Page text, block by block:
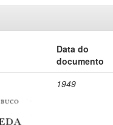
Data do
documento
1949